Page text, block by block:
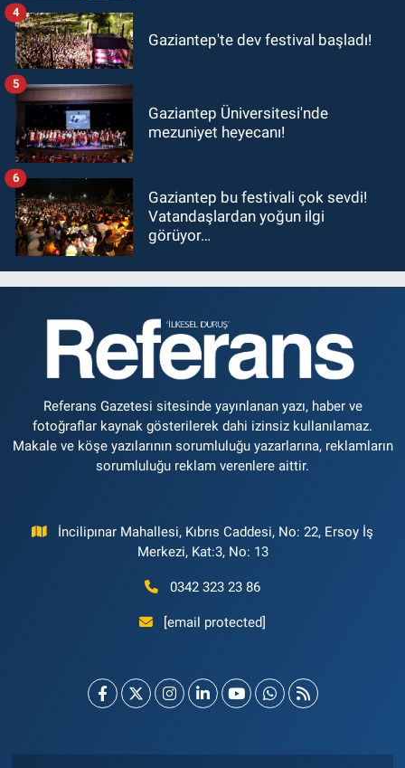
Gaziantep'te dev festival başladı!
4
Gaziantep Üniversitesi'nde
mezuniyet heyecanı!
5
Gaziantep bu festivali çok sevdi!
Vatandaşlardan yoğun ilgi
görüyor…
6
Referans Gazetesi sitesinde yayınlanan yazı, haber ve
fotoğraflar kaynak gösterilerek dahi izinsiz kullanılamaz.
Makale ve köşe yazılarının sorumluluğu yazarlarına, reklamların
sorumluluğu reklam verenlere aittir.
İncilipınar Mahallesi, Kıbrıs Caddesi, No: 22, Ersoy İş
Merkezi, Kat:3, No: 13
0342 323 23 86
[email protected]